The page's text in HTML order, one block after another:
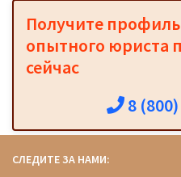
Получите
опытного юриста
сейчас
8
СЛЕДИТЕ ЗА НАМИ: